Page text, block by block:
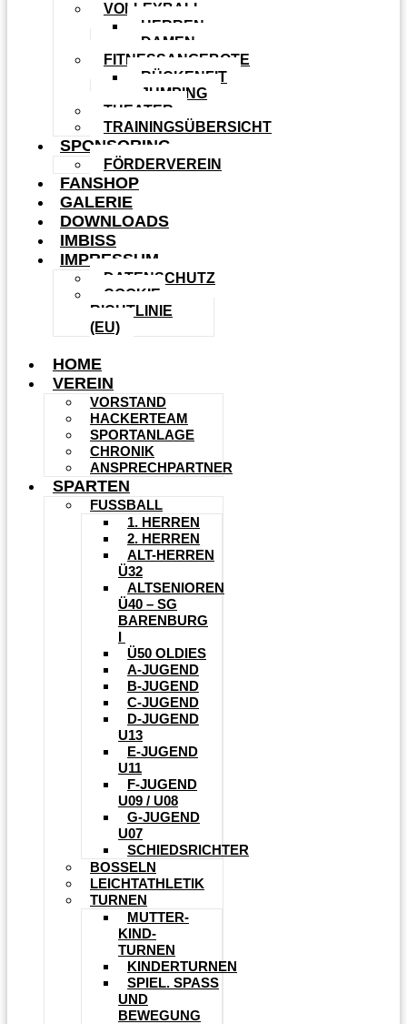
VOLLEYBALL
HERREN
DAMEN
FITNESSANGEBOTE
RÜCKENFIT
JUMPING
THEATER
TRAININGSÜBERSICHT
SPONSORING
FÖRDERVEREIN
FANSHOP
GALERIE
DOWNLOADS
IMBISS
IMPRESSUM
DATENSCHUTZ
COOKIE-
RICHTLINIE
(EU)
HOME
VEREIN
VORSTAND
HACKERTEAM
SPORTANLAGE
CHRONIK
ANSPRECHPARTNER
SPARTEN
FUSSBALL
1. HERREN
2. HERREN
ALT-HERREN
Ü32
ALTSENIOREN
Ü40 – SG
BARENBURG
I
Ü50 OLDIES
A-JUGEND
B-JUGEND
C-JUGEND
D-JUGEND
U13
E-JUGEND
U11
F-JUGEND
U09 / U08
G-JUGEND
U07
SCHIEDSRICHTER
BOSSELN
LEICHTATHLETIK
TURNEN
MUTTER-
KIND-
TURNEN
KINDERTURNEN
SPIEL. SPASS U
ND B
EWEGUNG